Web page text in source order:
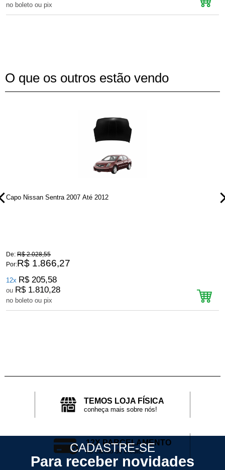
no boleto ou pix
O que os outros estão vendo
Capo Nissan Sentra 2007 Até 2012
De: R$ 2.028,55
Por:R$ 1.866,27
12x R$ 205,58
ou R$ 1.810,28
no boleto ou pix
TEMOS LOJA FÍSICA
conheça mais sobre nós!
12X PARCELAMENTO
no cartão de crédito
CADASTRE-SE
Para receber novidades